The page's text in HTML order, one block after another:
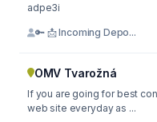
adpe3i
🔑 📩 Incoming Depo...
OMV Tvarožná
If you are going for best
web site everyday as ...